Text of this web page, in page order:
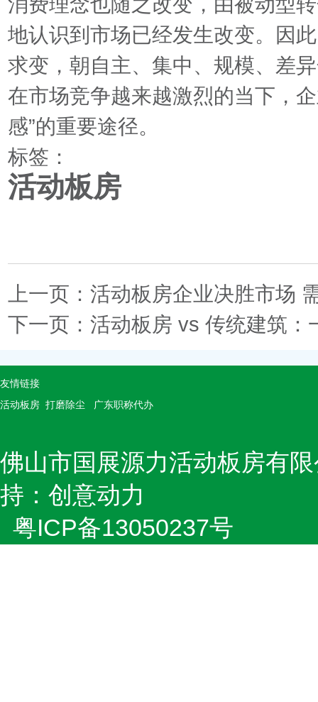
地认识到市场已经发生改变。因
求变，朝自主、集中、规模、差
在市场竞争越来越激烈的当下，
感”的重要途径。
标签：
活动板房
上一页： 活动板房企业决胜市场
下一页： 活动板房 vs 传统建筑：
友情链接
活动板房 打磨除尘 广东职称代办
佛山市国展源力活动板房有
持：创意动力
粤ICP备13050237号